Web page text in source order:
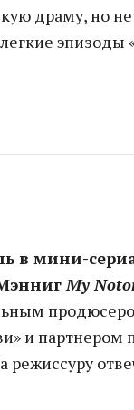
драму, но
эпизоды
в мини-
My
и